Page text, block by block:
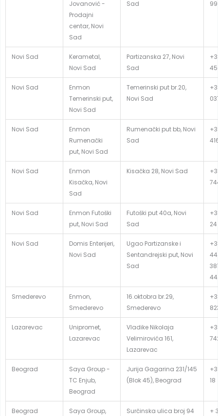
Jovanović -
Prodajni
centar, Novi
Sad
Sad
Novi Sad
Kerametal,
Novi Sad
Partizanska 27, Novi
Sad
Novi Sad
Enmon
Temerinski put,
Novi Sad
Temerinski put br.20,
Novi Sad
Novi Sad
Enmon
Rumenački
put, Novi Sad
Rumenački put bb, Novi
Sad
Novi Sad
Enmon
Kisačka, Novi
Sad
Kisačka 28, Novi Sad
Novi Sad
Enmon Futoški
put, Novi Sad
Futoški put 40a, Novi
Sad
24
Novi Sad
Domis Enterijeri,
Novi Sad
Ugao Partizanske i
Sentandrejski put, Novi
Sad
Smederevo
Enmon,
Smederevo
16.oktobra br.29,
Smederevo
Lazarevac
Unipromet,
Lazarevac
Vladike Nikolaja
Velimirovića 161,
Lazarevac
Beograd
Saya Group -
TC Enjub,
Beograd
Jurija Gagarina 231/145
(Blok 45), Beograd
18
Beograd
Saya Group,
Surčinska ulica broj 94
+